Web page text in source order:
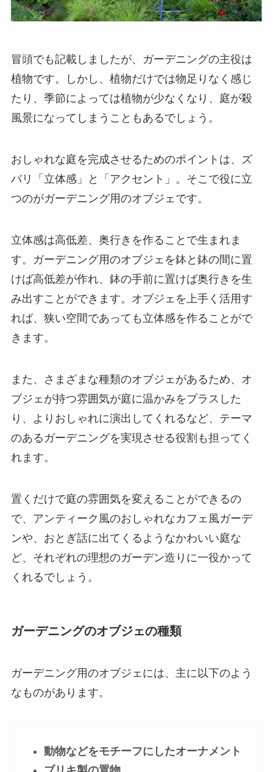
冒頭でも記載しましたが、ガーデニングの主役は
植物です。しかし、植物だけでは物足りなく感じ
たり、季節によっては植物が少なくなり、庭が殺
風景になってしまうこともあるでしょう。
おしゃれな庭を完成させるためのポイントは、ズ
バリ
「立体感」と「アクセント」 。そこで役に立
つのがガーデニング用のオブジェです。
立体感は高低差、奥行きを作ることで生まれま
す。ガーデニング用のオブジェを鉢と鉢の間に置
けば高低差が作れ、鉢の手前に置けば奥行きを生
み出すことができます。オブジェを上手く活用す
れば、狭い空間であっても立体感を作ることがで
きます。
また、さまざまな種類のオブジェがあるため、オ
ブジェが持つ雰囲気が庭に温かみをプラスした
り、よりおしゃれに演出してくれるなど、テーマ
のあるガーデニングを実現させる役割も担ってく
れます。
置くだけで庭の雰囲気を変えることができるの
で、アンティーク風のおしゃれなカフェ風ガーデ
ンや、おとぎ話に出てくるようなかわいい庭な
ど、それぞれの理想のガーデン造りに一役かって
くれるでしょう。
ガーデニングのオブジェの種類
ガーデニング用のオブジェには、主に以下のよう
なものがあります。
動物などをモチーフにしたオーナメント